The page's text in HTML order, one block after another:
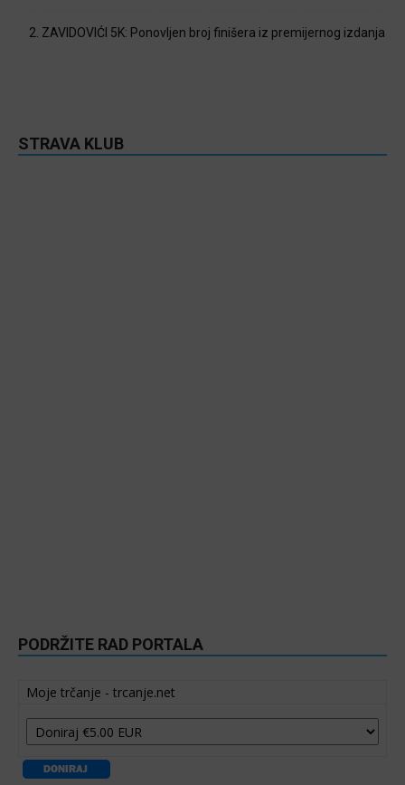
2. ZAVIDOVIĆI 5K: Ponovljen broj finišera iz premijernog izdanja
STRAVA KLUB
PODRŽITE RAD PORTALA
Moje trčanje - trcanje.net